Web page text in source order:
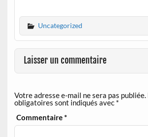
Uncategorized
Laisser un commentaire
Votre adresse e-mail ne sera pas publiée.
obligatoires sont indiqués avec *
Commentaire*